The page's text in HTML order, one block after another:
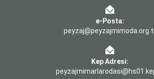
e-Posta:
Kep Adresi: